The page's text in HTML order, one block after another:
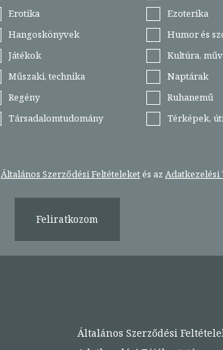
Erotika Ezoterika
Hangoskönyvek Humor és
Játékok Kultúra,
Műszaki, technika Naptárak
Regény Ruhanemű
Társadalomtudomány Térképek,
Általános Szerződési Feltételeketés az
Feliratkozom
Általános Szerződési